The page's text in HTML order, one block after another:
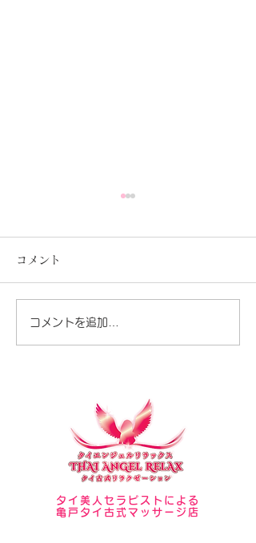
コメント
コメントを追加…
タイ美人セラピストによる
亀戸タイ古式マッサージ店